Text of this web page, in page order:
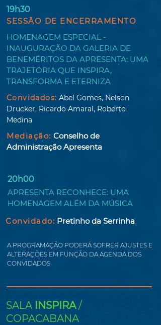
19h30
SESSÃO DE ENCERRAMENTO
HOMENAGEM ESPECIAL -
INAUGURAÇÃO DA GALERIA DE
BENEMÉRITOS DA APRESENTA: UMA
TRAJETÓRIA QUE INSPIRA,
TRANSFORMA E ETERNIZA
Convidados: Abel Gomes, Nelson
Drucker, Ricardo Amaral, Roberto
Medina
Mediação: Conselho de
Administração Apresenta
20h00
APRESENTA RECONHECE: UMA
HOMENAGEM ALÉM DA MÚSICA
Convidado: Pretinho da Serrinha
A PROGRAMAÇÃO PODERÁ SOFRER AJUSTES E
ALTERAÇÕES EM FUNÇÃO DA AGENDA DOS
CONVIDADOS
SALA INSPIRA/
COPACABANA